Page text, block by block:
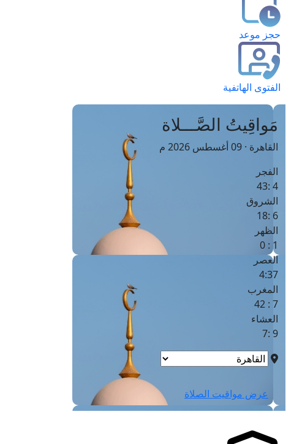
حجز موعد
الفتوى الهاتفية
مَواقِيتُ الصَّـــلاة
القاهرة · 09 أغسطس 2026 م
الفجر
4 :43
الشروق
6 :18
الظهر
1 : 0
العصر
4:37
المغرب
7 : 42
العشاء
9 :7
عرض مواقيت الصلاة